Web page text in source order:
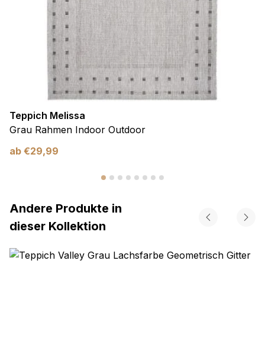
Teppich Melissa
Grau Rahmen Indoor Outdoor
ab €29,99
Andere Produkte in
dieser Kollektion